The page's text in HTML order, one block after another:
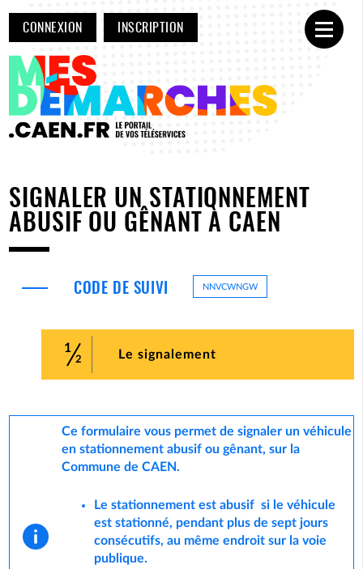
CONNEXION INSCRIPTION
Ouvrir
SIGNALER UN STATIONNEMENT
ABUSIF OU GÊNANT À CAEN
CODE DE SUIVI NNVCWNGW
1
2 Le signalement(étape courante)
Ce formulaire vous permet de signaler un véhicule
en stationnement abusif ou gênant,sur la
Commune de CAEN.
Le stationnement estabusifsi le véhicule
est stationné, pendant plus de sept jours
consécutifs, au même endroit sur la voie
publique.